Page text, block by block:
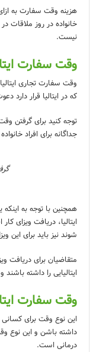
هزینه وقت سفارت به
خانواده در روز ملاقات
نیست.
وقت سفارت
وقت سفارت تجاری
که در ایتالیا قرار دارد
توجه کنید برای گرفتن
جداگانه برای افراد
همچنین با توجه به
ایتالیا، دریافت ویزای
شوند نیز باید برای این
متقاضیان برای دریافت
ایتالیایی را داشته
وقت سفارت
این نوع وقت برای
داشته باشن و این نوع
درمانی است.